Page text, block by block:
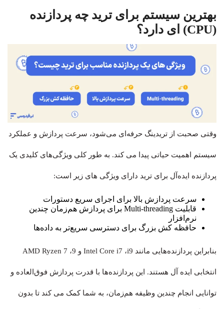
بهترین سیستم برای ترید چه پردازنده
(CPU) ای دارد؟
وقتی صحبت از تریدینگ حرفه‌ای می‌شود، سرعت پردازش و عملکرد
سیستم اهمیت حیاتی پیدا می کند. به طور کلی ویژگی‌های کلیدی یک
پردازنده ایده‌آل برای ترید دارای ویژگی های زیر است:
سرعت پردازش بالا برای اجرای سریع دستورات
قابلیت Multi-threading برای پردازش هم‌زمان چندین
نرم‌افزار
حافظه کش بزرگ برای دسترسی سریع‌تر به داده‌ها
بنابراین پردازنده‌هایی مانند Intel Core i7 ،i9 و AMD Ryzen 7 ،9
انتخابی ایده آل هستند. این پردازنده‌ها با قدرت پردازش فوق‌العاده و
توانایی انجام چندین وظیفه هم‌زمان، به شما کمک می کند تا بدون